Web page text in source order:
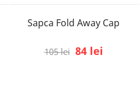
Sapca Fold Away Cap
105 lei 84 lei